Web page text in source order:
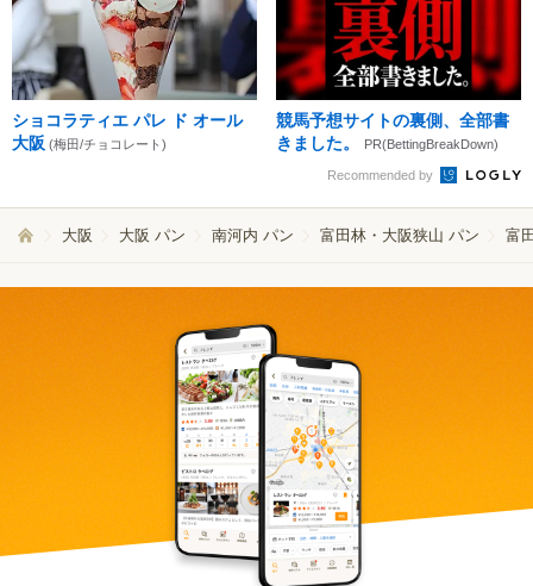
ショコラティエ パレ ド オール
大阪 (梅田/チョコレート)
競馬予想サイトの裏側、全部書
きました。
PR(BettingBreakDown)
Recommended by
大阪 大阪 パン 南河内 パン 富田林・大阪狭山 パン 富